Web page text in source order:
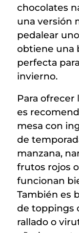
chocolates
una versión
pedalear
obtiene una
perfecta
invierno.
Para ofrecer
es
mesa con
de
manzana,
frutos rojos
funcionan
También es
de toppings
rallado o